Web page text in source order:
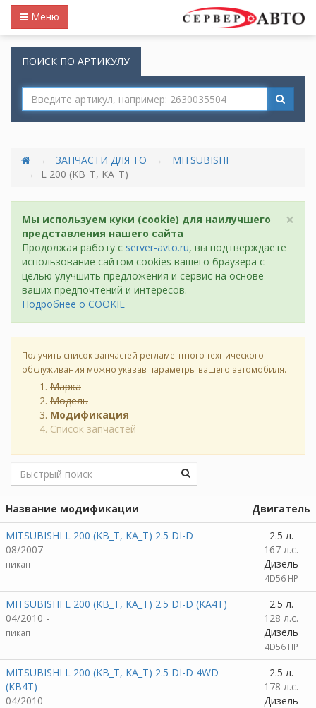
Меню
ПОИСК ПО АРТИКУЛУ
ЗАПЧАСТИ ДЛЯ ТО
MITSUBISHI
L 200 (KB_T, KA_T)
×
Мы используем куки (cookie) для наилучшего
представления нашего сайта
Продолжая работу с server-avto.ru, вы подтверждаете
использование сайтом cookies вашего браузера с
целью улучшить предложения и сервис на основе
ваших предпочтений и интересов.
Подробнее о COOKIE
Получить список запчастей регламентного технического
обслуживания можно указав параметры вашего автомобиля.
Марка
Модель
Модификация
Список запчастей
Название модификации
Двигатель
MITSUBISHI L 200 (KB_T, KA_T) 2.5 DI-D
08/2007 -
пикап
2.5 л.
167 л.с.
Дизель
4D56 HP
MITSUBISHI L 200 (KB_T, KA_T) 2.5 DI-D (KA4T)
04/2010 -
пикап
2.5 л.
128 л.с.
Дизель
4D56 HP
MITSUBISHI L 200 (KB_T, KA_T) 2.5 DI-D 4WD
(KB4T)
04/2010 -
2.5 л.
178 л.с.
Дизель